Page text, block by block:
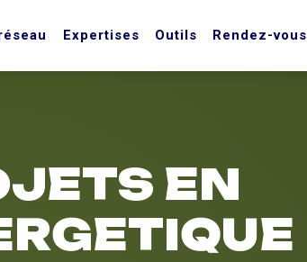
Expertises Outils Rendez-vous
EN